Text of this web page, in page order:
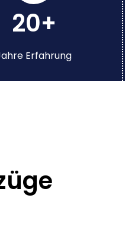
20+
Erfahrung